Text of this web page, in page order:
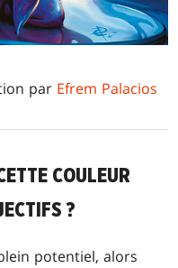
par Efrem Palacios
COULEUR
?
potentiel, alors